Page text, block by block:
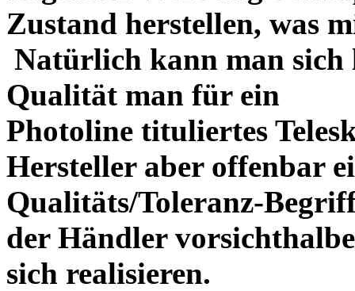
Zustand herstellen, was
Natürlich kann man sich
Qualität man für ein
Photoline tituliertes
Hersteller aber offenbar
Qualitäts/Toleranz-
der Händler
sich realisieren.